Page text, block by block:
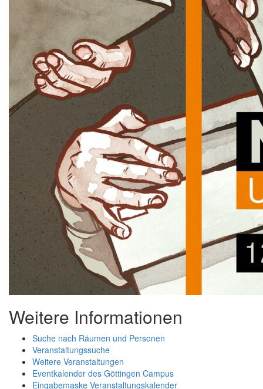
Weitere Informationen
Suche nach Räumen und Personen
Veranstaltungssuche
Weitere Veranstaltungen
Eventkalender des Göttingen Campus
Eingabemaske Veranstaltungskalender